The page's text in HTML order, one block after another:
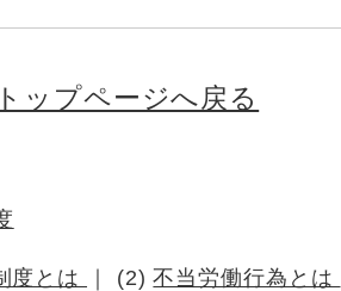
ップページへ戻る
度とは ｜ (2)不当労働行為とは